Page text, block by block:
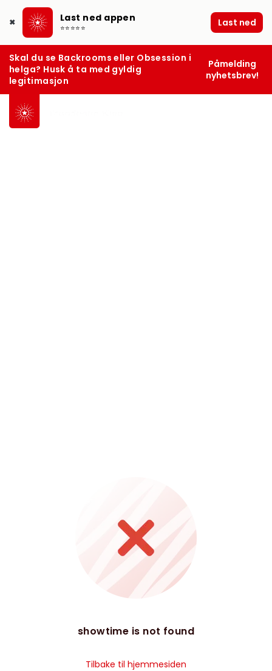
✖ Last ned appen
⭐⭐⭐⭐⭐ Last ned
Skal du se Backrooms eller Obsession i
helga? Husk å ta med gyldig
legitimasjon
Påmelding
nyhetsbrev!
showtime is not found
Tilbake til hjemmesiden